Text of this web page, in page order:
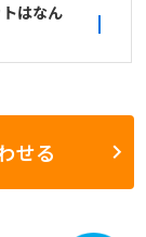
はなん
せる